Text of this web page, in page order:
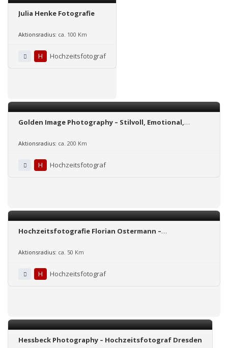
Julia Henke Fotografie
Aktionsradius: ca. 100 Km
H Hochzeitsfotograf
Golden Image Photography – Stilvoll, Emotional,
Aktionsradius: ca. 200 Km
H Hochzeitsfotograf
Hochzeitsfotografie Florian Ostermann –
deutschlandweit
Aktionsradius: ca. 50 Km
H Hochzeitsfotograf
Hessbeck Photography – Hochzeitsfotograf Dresden